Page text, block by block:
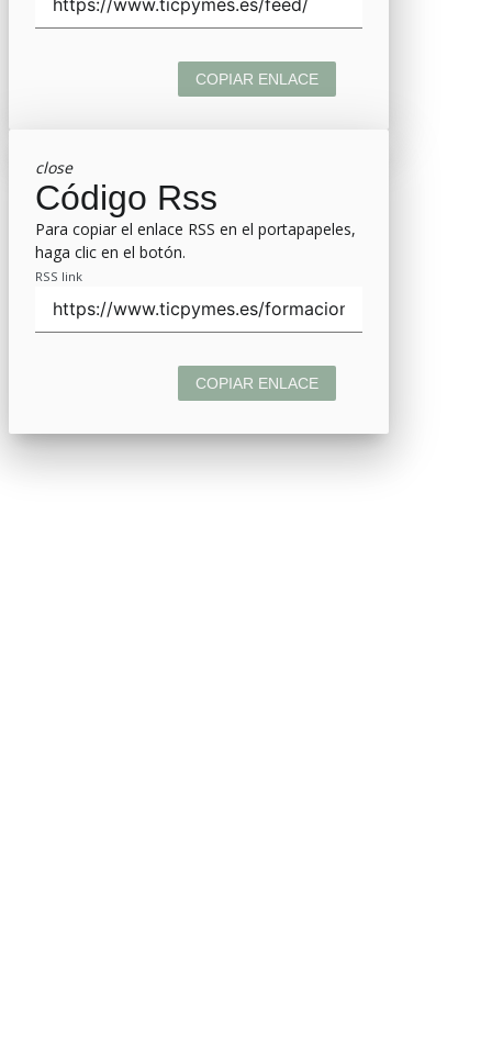
COPIAR ENLACE
close
Código Rss
Para copiar el enlace RSS en el portapapeles,
haga clic en el botón.
RSS link
COPIAR ENLACE